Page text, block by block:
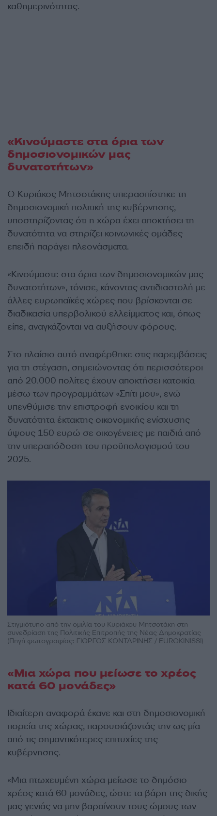
καθημερινότητας.
«Κινούμαστε στα όρια των
δημοσιονομικών μας
δυνατοτήτων»
Ο Κυριάκος Μητσοτάκης υπερασπίστηκε τη
δημοσιονομική πολιτική της κυβέρνησης,
υποστηρίζοντας ότι η χώρα έχει αποκτήσει τη
δυνατότητα να στηρίζει κοινωνικές ομάδες
επειδή παράγει πλεονάσματα.
«Κινούμαστε στα όρια των δημοσιονομικών μας
δυνατοτήτων», τόνισε, κάνοντας αντιδιαστολή με
άλλες ευρωπαϊκές χώρες που βρίσκονται σε
διαδικασία υπερβολικού ελλείμματος και, όπως
είπε, αναγκάζονται να αυξήσουν φόρους.
Στο πλαίσιο αυτό αναφέρθηκε στις παρεμβάσεις
για τη στέγαση, σημειώνοντας ότι περισσότεροι
από 20.000 πολίτες έχουν αποκτήσει κατοικία
μέσω των προγραμμάτων «Σπίτι μου», ενώ
υπενθύμισε την επιστροφή ενοικίου και τη
δυνατότητα έκτακτης οικονομικής ενίσχυσης
ύψους 150 ευρώ σε οικογένειες με παιδιά από
την υπεραπόδοση του προϋπολογισμού του
2025.
Στιγμιότυπο από την ομιλία του Κυριάκου Μητσοτάκη στη
συνεδρίαση της Πολιτικής Επιτροπής της Νέας Δημοκρατίας
(Πηγή φωτογραφίας: ΓΙΩΡΓΟΣ ΚΟΝΤΑΡΙΝΗΣ / EUROKINISSI)
«Μια χώρα που μείωσε το χρέος
κατά 60 μονάδες»
Ιδιαίτερη αναφορά έκανε και στη δημοσιονομική
πορεία της χώρας, παρουσιάζοντάς την ως μία
από τις σημαντικότερες επιτυχίες της
κυβέρνησης.
«Μια πτωχευμένη χώρα μείωσε το δημόσιο
χρέος κατά 60 μονάδες, ώστε τα βάρη της δικής
μας γενιάς να μην βαραίνουν τους ώμους των